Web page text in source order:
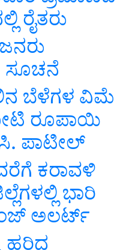
ರೈತರು
ಸೂಚನೆ
ಬೆಳೆಗಳ ವಿಮೆ
ರೂಪಾಯಿ
ಪಾಟೀಲ್
ಕರಾವಳಿ
ಭಾರಿ
ಅಲರ್ಟ್
ಹರಿದ